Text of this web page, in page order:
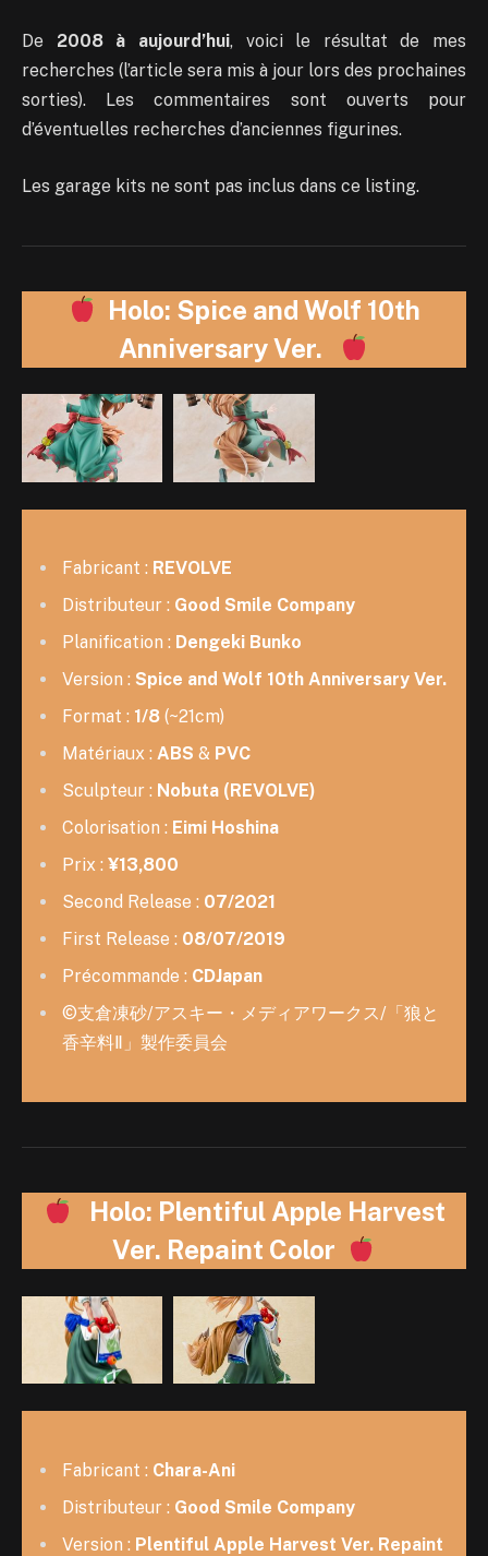
De 2008 à aujourd’hui, voici le résultat de mes
recherches (l’article sera mis à jour lors des prochaines
sorties). Les commentaires sont ouverts pour
d’éventuelles recherches d’anciennes figurines.
Les garage kits ne sont pas inclus dans ce listing.
Holo: Spice and Wolf 10th
Anniversary Ver.
Fabricant : REVOLVE
Distributeur : Good Smile Company
Planification : Dengeki Bunko
Version : Spice and Wolf 10th Anniversary Ver.
Format : 1/8 (~21cm)
Matériaux : ABS & PVC
Sculpteur : Nobuta (REVOLVE)
Colorisation : Eimi Hoshina
Prix : ¥13,800
Second Release : 07/2021
First Release : 08/07/2019
Précommande : CDJapan
©支倉凍砂/アスキー・メディアワークス/「狼と
香辛料Ⅱ」製作委員会
Holo: Plentiful Apple Harvest
Ver. Repaint Color
Fabricant : Chara-Ani
Distributeur : Good Smile Company
Version : Plentiful Apple Harvest Ver. Repaint